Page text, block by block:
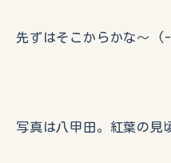
先ずはそこからかな〜
写真は八甲田。紅葉の見